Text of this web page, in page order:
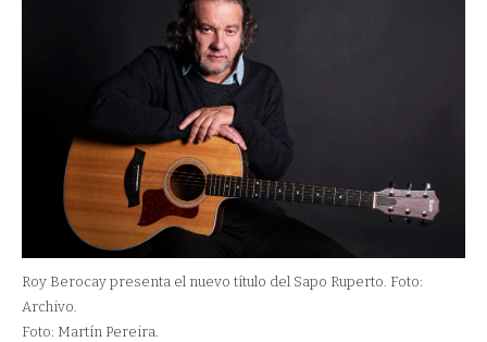
Roy Berocay presenta el nuevo título del Sapo Ruperto. Foto:
Archivo.
Foto: Martín Pereira.